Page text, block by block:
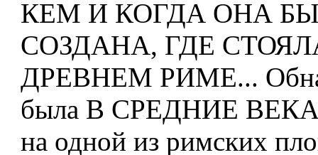
КЕМ И КОГДА ОНА
СОЗДАНА, ГДЕ
ДРЕВНЕМ РИМЕ...
была В СРЕДНИЕ
на одной из римских